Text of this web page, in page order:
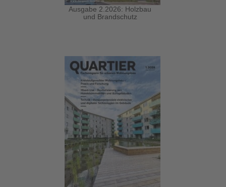
Ausgabe 2.2026: Holzbau
und Brandschutz